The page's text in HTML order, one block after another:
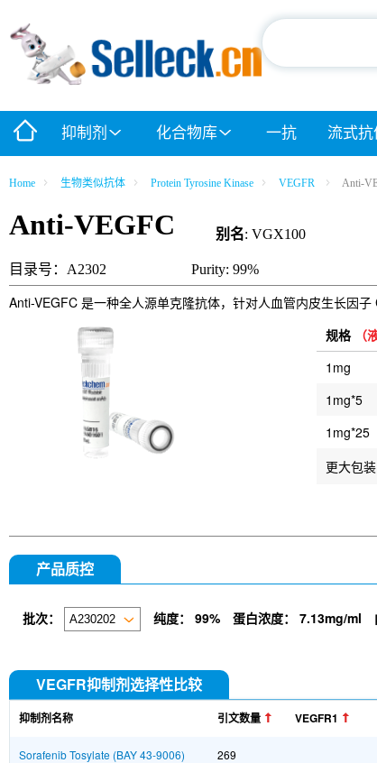
抑制剂 化合物库 一抗 流式抗
Home 生物类似抗体 Protein Tyrosine Kinase VEGFR Anti-
Anti-VEGFC 别名: VGX100
目录号：A2302 Purity: 99%
Anti-VEGFC 是一种全人源单克隆抗体，针对人血管内皮生长因
规格 （
1mg
1mg*5
1mg*25
更大包装
产品质控
批次： 纯度： 99% 蛋白浓度： 7.13mg/ml
VEGFR抑制剂选择性比较
抑制剂名称 引文数量 VEGFR1
Sorafenib Tosylate (BAY 43-9006) 269